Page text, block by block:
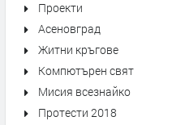
Проекти
Асеновград
Житни кръгове
Компютърен свят
Мисия всезнайко
Протести 2018